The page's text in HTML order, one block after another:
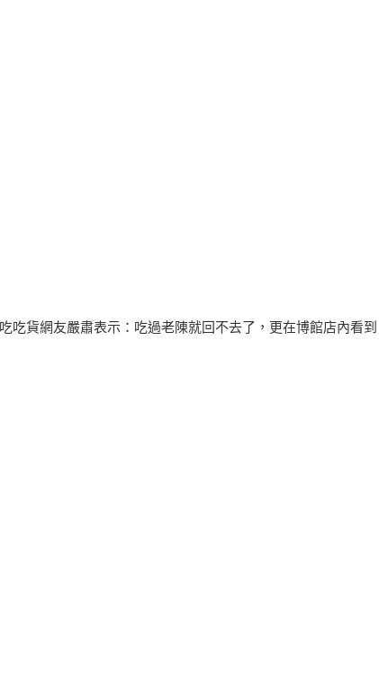
吃貨網友嚴肅表示：吃過老陳就回不去了，更在博館店內看到